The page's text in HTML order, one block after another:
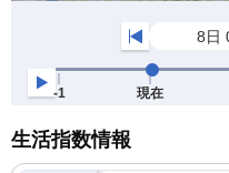
生活指数情報